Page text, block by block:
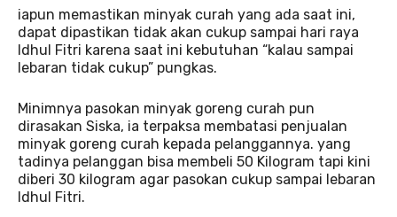
iapun memastikan minyak curah yang ada saat ini,
dapat dipastikan tidak akan cukup sampai hari raya
Idhul Fitri karena saat ini kebutuhan “kalau sampai
lebaran tidak cukup” pungkas.
Minimnya pasokan minyak goreng curah pun
dirasakan Siska, ia terpaksa membatasi penjualan
minyak goreng curah kepada pelanggannya. yang
tadinya pelanggan bisa membeli 50 Kilogram tapi kini
diberi 30 kilogram agar pasokan cukup sampai lebaran
Idhul Fitri.